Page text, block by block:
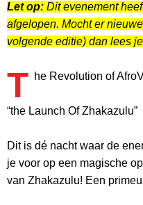
Let op: Dit evenement
afgelopen. Mocht er
volgende editie) dan lees
T he Revolution of
“the Launch Of Zhakazulu”
Dit is dé nacht waar de
je voor op een magische
van Zhakazulu! Een